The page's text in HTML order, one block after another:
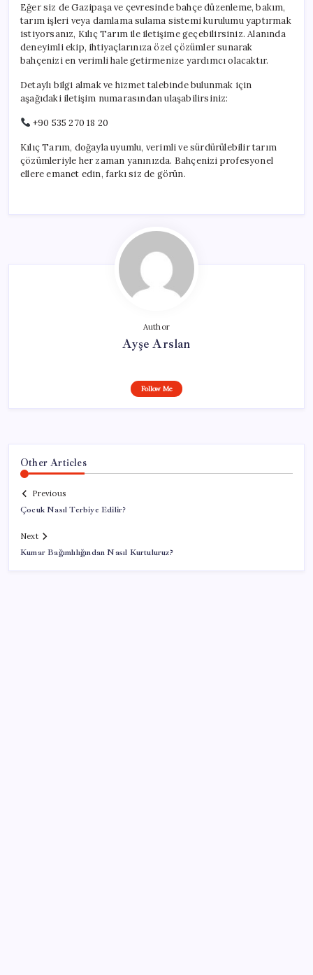
Eğer siz de Gazipaşa ve çevresinde bahçe düzenleme, bakım,
tarım işleri veya damlama sulama sistemi kurulumu yaptırmak
istiyorsanız, Kılıç Tarım ile iletişime geçebilirsiniz. Alanında
deneyimli ekip, ihtiyaçlarınıza özel çözümler sunarak
bahçenizi en verimli hale getirmenize yardımcı olacaktır.
Detaylı bilgi almak ve hizmet talebinde bulunmak için
aşağıdaki iletişim numarasından ulaşabilirsiniz:
+90 535 270 18 20
Kılıç Tarım, doğayla uyumlu, verimli ve sürdürülebilir tarım
çözümleriyle her zaman yanınızda. Bahçenizi profesyonel
ellere emanet edin, farkı siz de görün.
Author
Ayşe Arslan
Follow Me
Other Articles
Previous
Çocuk Nasıl Terbiye Edilir?
Next
Kumar Bağımlılığından Nasıl Kurtuluruz?